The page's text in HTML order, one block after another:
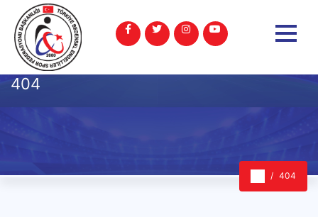
404
404